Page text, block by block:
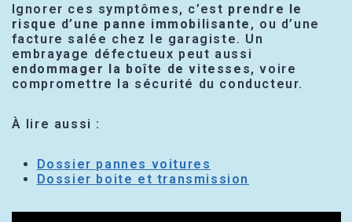
Ignorer ces symptômes, c’est prendre le
risque d’une panne immobilisante , ou d’une
facture salée chez le garagiste. Un
embrayage défectueux peut aussi
endommager la boîte de vitesses, voire
compromettre la sécurité du conducteur.
À lire aussi :
Dossier pannes voitures
Dossier boite et transmission